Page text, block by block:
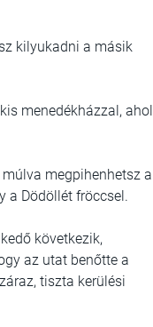
kilyukadni a másik
menedékházzal, ahol
megpihenhetsz a
a Dödöllét fröccsel.
következik,
az utat benőtte a
tiszta kerülési